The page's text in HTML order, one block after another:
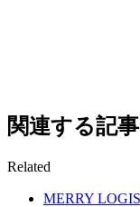
関連する記事
Related
MERRY